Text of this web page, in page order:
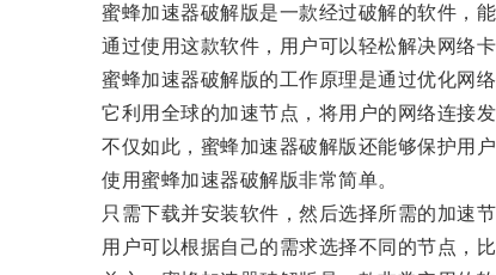
蜜蜂加速器破解版是一款经过破解的软件，能
通过使用这款软件，用户可以轻松解决网络卡
蜜蜂加速器破解版的工作原理是通过优化网络
它利用全球的加速节点，将用户的网络连接发
不仅如此，蜜蜂加速器破解版还能够保护用户
使用蜜蜂加速器破解版非常简单。
只需下载并安装软件，然后选择所需的加速节
用户可以根据自己的需求选择不同的节点，比